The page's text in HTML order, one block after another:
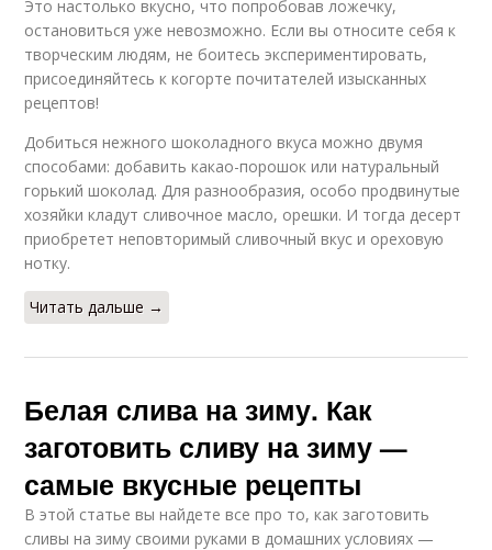
Это настолько вкусно, что попробовав ложечку,
остановиться уже невозможно. Если вы относите себя к
творческим людям, не боитесь экспериментировать,
присоединяйтесь к когорте почитателей изысканных
рецептов!
Добиться нежного шоколадного вкуса можно двумя
способами: добавить какао-порошок или натуральный
горький шоколад. Для разнообразия, особо продвинутые
хозяйки кладут сливочное масло, орешки. И тогда десерт
приобретет неповторимый сливочный вкус и ореховую
нотку.
Читать дальше →
Белая слива на зиму. Как
заготовить сливу на зиму —
самые вкусные рецепты
В этой статье вы найдете все про то, как заготовить
сливы на зиму своими руками в домашних условиях —